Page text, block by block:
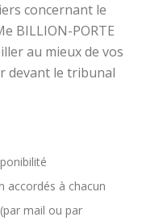
concernant le
BILLION-PORTE
au mieux de vos
devant le tribunal
accordés à chacun
mail ou par